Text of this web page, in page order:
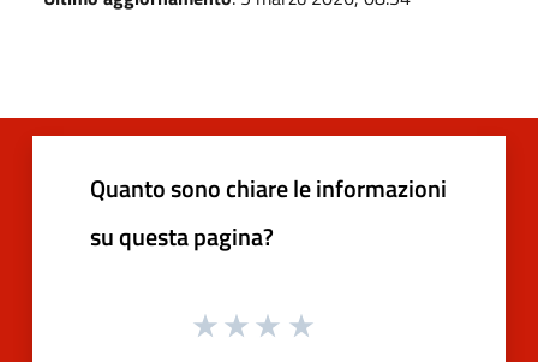
Quanto sono chiare le informazioni
su questa pagina?